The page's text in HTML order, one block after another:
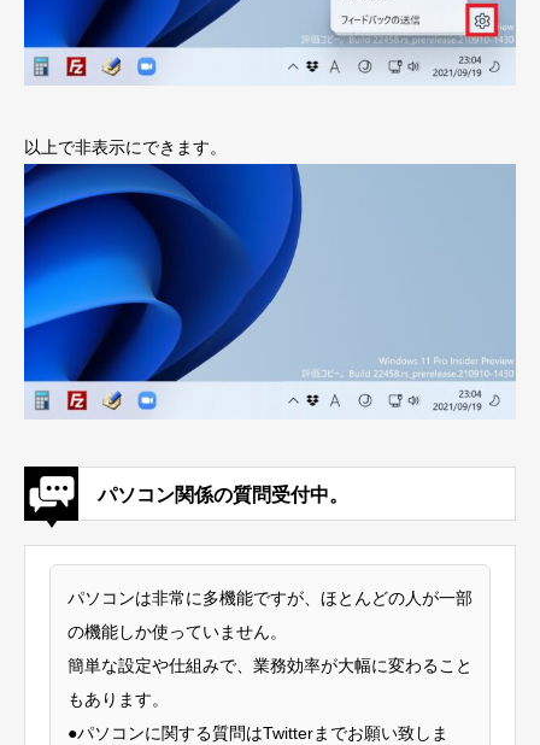
以上で非表示にできます。
パソコン関係の質問受付中。
パソコンは非常に多機能ですが、ほとんどの人が一部
の機能しか使っていません。
簡単な設定や仕組みで、業務効率が大幅に変わること
もあります。
●パソコンに関する質問はTwitterまでお願い致しま